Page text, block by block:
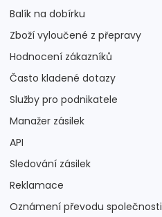
Balík na dobírku
Zboží vyloučené z přepravy
Hodnocení zákazníků
Často kladené dotazy
Služby pro podnikatele
Manažer zásilek
API
Sledování zásilek
Reklamace
Oznámení převodu společnosti